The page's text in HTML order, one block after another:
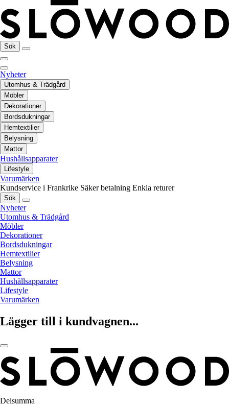
Sök
Nyheter
Utomhus & Trädgård
Möbler
Dekorationer
Bordsdukningar
Hemtextilier
Belysning
Mattor
Hushållsapparater
Lifestyle
Varumärken
Kundservice i Frankrike Säker betalning Enkla returer
Sök
Nyheter
Utomhus & Trädgård
Möbler
Dekorationer
Bordsdukningar
Hemtextilier
Belysning
Mattor
Hushållsapparater
Lifestyle
Varumärken
Lägger till i kundvagnen...
Delsumma